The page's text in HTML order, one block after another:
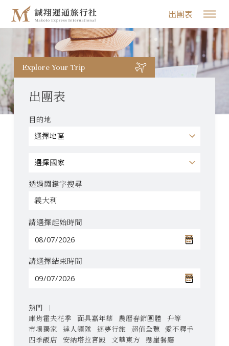
出團表
Explore Your Trip
出團表
目的地
透過關鍵字搜尋
請選擇起始時間
請選擇結束時間
熱門
庫肯霍夫花季
面具嘉年華 農曆春節團體
升等
市場獨家
達人領隊 逐夢行旅 超值全覽
愛不釋手
四季飯店
安納塔拉宮殿 文華東方
懸崖餐廳